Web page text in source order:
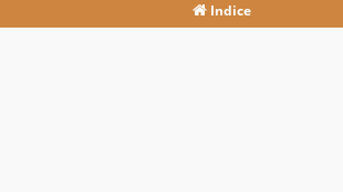
Indice